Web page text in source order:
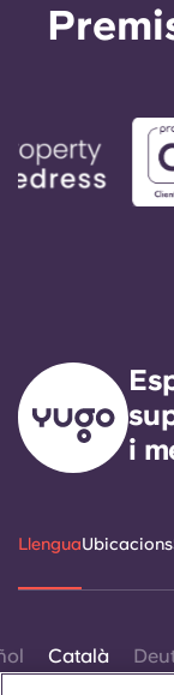
i
LlenguaUbicacions
Català